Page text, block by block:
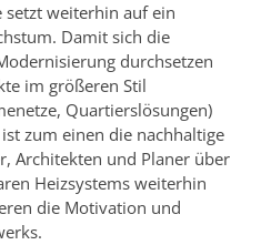
weiterhin auf ein
Damit sich die
durchsetzen
im größeren Stil
Quartierslösungen)
zum einen die nachhaltige
Architekten und Planer über
Heizsystems weiterhin
die Motivation und